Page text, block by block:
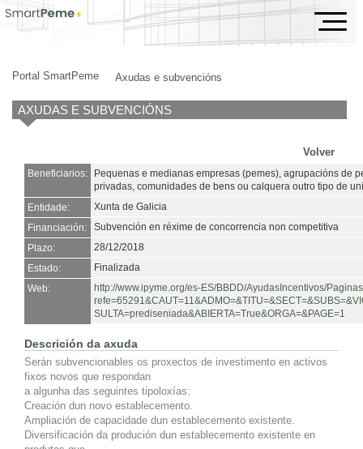
Axudas e subvencións
Portal SmartPeme Axudas e subvencións
AXUDAS E SUBVENCIÓNS
Volver
Beneficiarios:
Pequenas e medianas empresas (pemes), agrupacións de
privadas, comunidades de bens ou calquera outro tipo de
Entidade:
Xunta de Galicia
Financiación:
Subvención en réxime de concorrencia non competitiva
Plazo:
28/12/2018
Estado:
Finalizada
Web:
http://www.ipyme.org/es-ES/BBDD/AyudasIncentivos/
SULTA=prediseniada&ABIERTA=True&ORGA=&PAGE=1
Descrición da axuda
Serán subvencionables os proxectos de investimento en activos
fixos novos que respondan
a algunha das seguintes tipoloxías:
Creación dun novo establecemento.
Ampliación de capacidade dun establecemento existente.
Diversificación da produción dun establecemento existente en